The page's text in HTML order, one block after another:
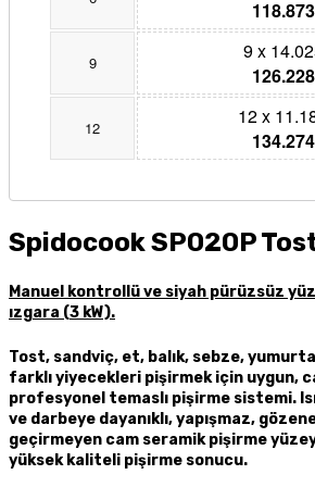
9
9 x
12
12 x
Spidocook SP020P
Manuel kontrollü ve siyah pürüzsüz
ızgara (3 kW).
Tost, sandviç, et, balık, sebze,
farklı yiyecekleri pişirmek için uygun,
profesyonel temaslı pişirme sistemi.
ve darbeye dayanıklı, yapışmaz,
geçirmeyen cam seramik pişirme
yüksek kaliteli pişirme sonucu.